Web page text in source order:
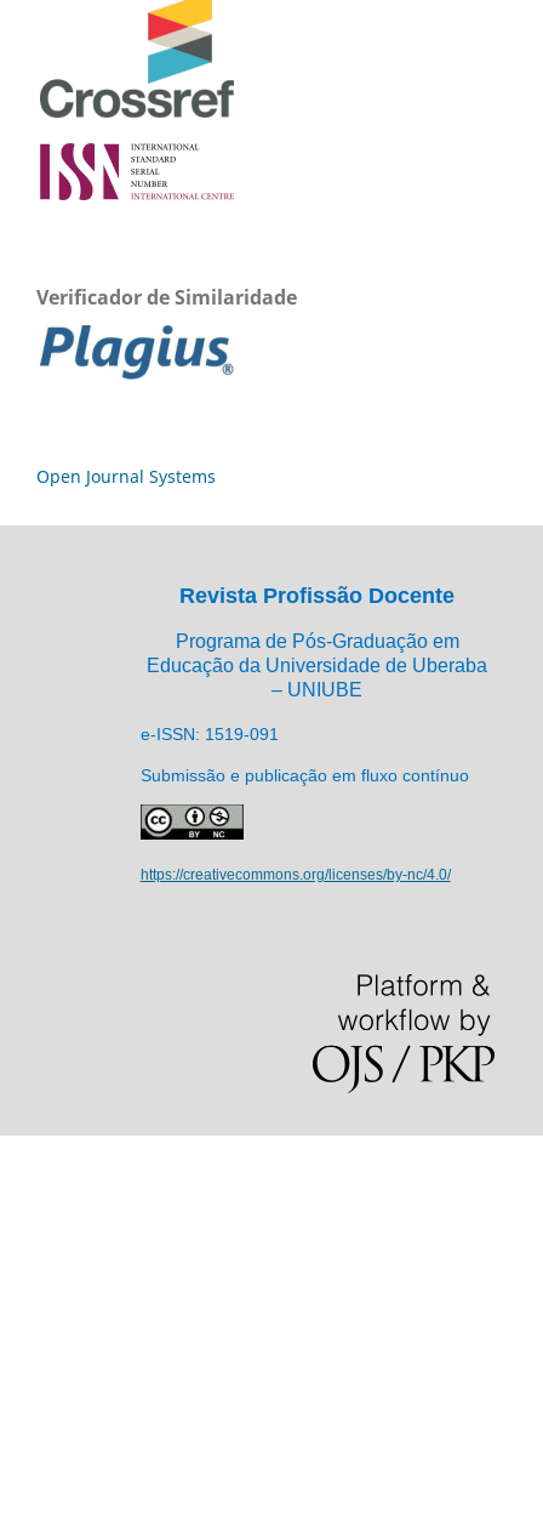
Verificador de Similaridade
Open Journal Systems
Revista Profissão Docente
Programa de Pós-Graduação em
Educação da Universidade de Uberaba
– UNIUBE
e-ISSN: 1519-091
Submissão e publicação em fluxo contínuo
https://creativecommons.org/licenses/by-nc/4.0/